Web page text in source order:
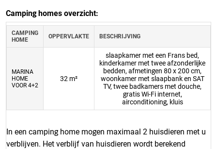
Camping homes overzicht:
CAMPING
HOME
OPPERVLAKTE BESCHRIJVING
MARINA
HOME
VOOR 4+2
32 m²
slaapkamer met een Frans bed,
kinderkamer met twee afzonderlijke
bedden, afmetingen 80 x 200 cm,
woonkamer met slaapbank en SAT
TV, twee badkamers met douche,
gratis Wi-Fi internet,
airconditioning, kluis
In een camping home mogen maximaal 2 huisdieren met u
verblijven. Het verblijf van huisdieren wordt berekend